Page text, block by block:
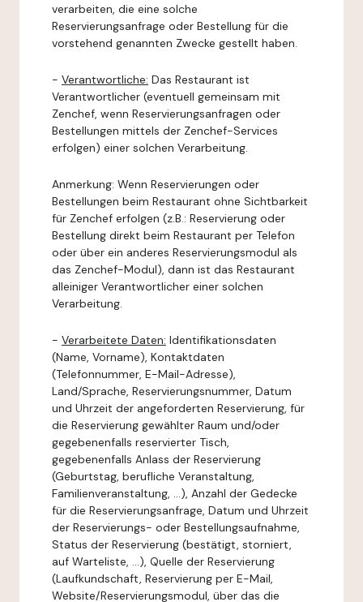
verarbeiten, die eine solche
Reservierungsanfrage oder Bestellung für die
vorstehend genannten Zwecke gestellt haben.
- Verantwortliche: Das Restaurant ist
Verantwortlicher (eventuell gemeinsam mit
Zenchef, wenn Reservierungsanfragen oder
Bestellungen mittels der Zenchef-Services
erfolgen) einer solchen Verarbeitung.
Anmerkung: Wenn Reservierungen oder
Bestellungen beim Restaurant ohne Sichtbarkeit
für Zenchef erfolgen (z.B.: Reservierung oder
Bestellung direkt beim Restaurant per Telefon
oder über ein anderes Reservierungsmodul als
das Zenchef-Modul), dann ist das Restaurant
alleiniger Verantwortlicher einer solchen
Verarbeitung.
- Verarbeitete Daten: Identifikationsdaten
(Name, Vorname), Kontaktdaten
(Telefonnummer, E-Mail-Adresse),
Land/Sprache, Reservierungsnummer, Datum
und Uhrzeit der angeforderten Reservierung, für
die Reservierung gewählter Raum und/oder
gegebenenfalls reservierter Tisch,
gegebenenfalls Anlass der Reservierung
(Geburtstag, berufliche Veranstaltung,
Familienveranstaltung, ...), Anzahl der Gedecke
für die Reservierungsanfrage, Datum und Uhrzeit
der Reservierungs- oder Bestellungsaufnahme,
Status der Reservierung (bestätigt, storniert,
auf Warteliste, ...), Quelle der Reservierung
(Laufkundschaft, Reservierung per E-Mail,
Website/Reservierungsmodul, über das die